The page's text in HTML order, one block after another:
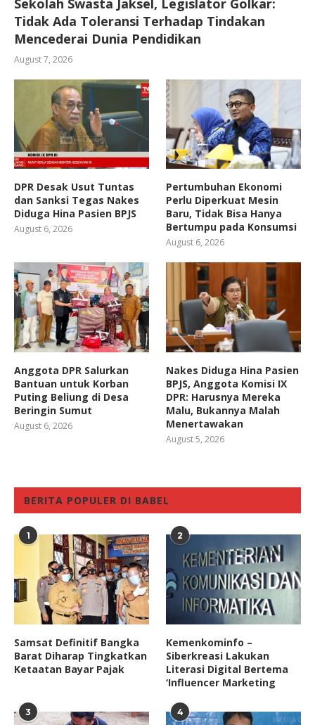
Tidak Ada Toleransi Terhadap Tindakan
Mencederai Dunia Pendidikan
August 7, 2026
DPR Desak Usut Tuntas
dan Sanksi Tegas Nakes
Diduga Hina Pasien BPJS
August 6, 2026
Pertumbuhan Ekonomi
Perlu Diperkuat Mesin
Baru, Tidak Bisa Hanya
Bertumpu pada Konsumsi
August 6, 2026
Anggota DPR Salurkan
Bantuan untuk Korban
Puting Beliung di Desa
Beringin Sumut
August 6, 2026
Nakes Diduga Hina Pasien
BPJS, Anggota Komisi IX
DPR: Harusnya Mereka
Malu, Bukannya Malah
Menertawakan
August 5, 2026
BERITA POPULER DI BABEL
1
Samsat Definitif Bangka
Barat Diharap Tingkatkan
Ketaatan Bayar Pajak
2
Kemenkominfo –
Siberkreasi Lakukan
Literasi Digital Bertema
‘Influencer Marketing
3 4